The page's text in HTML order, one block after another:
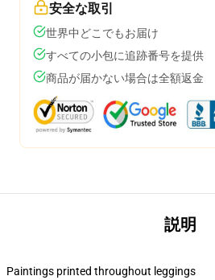
安全な取引
世界中どこでもお届け
すべての小包に追跡番号を提供
商品が届かない場合は全額返金
説明
Paintings printed throughout leggings